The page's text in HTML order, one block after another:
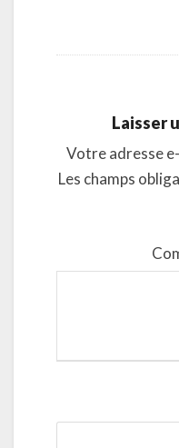
Laisser
Votre adresse
Les champs